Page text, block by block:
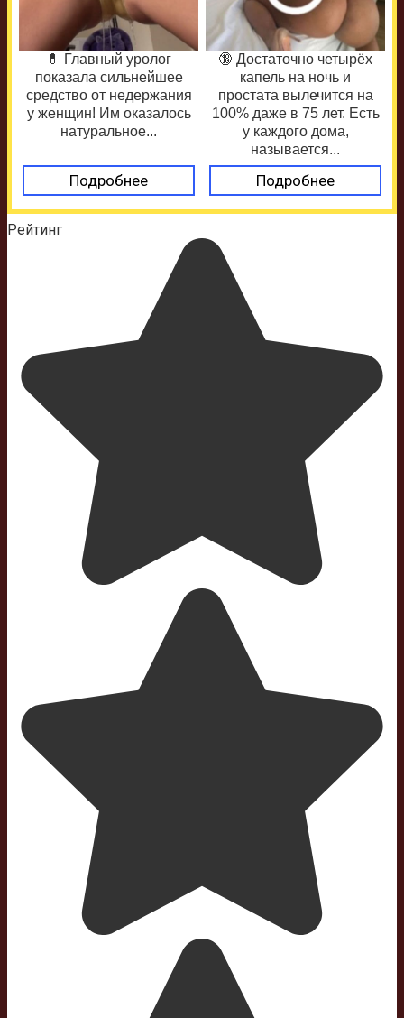
💊 Главный уролог
показала сильнейшее
средство от недержания
у женщин! Им оказалось
натуральное...
Подробнее
🔞 Достаточно четырёх
капель на ночь и
простата вылечится на
100% даже в 75 лет. Есть
у каждого дома,
называется...
Подробнее
Рейтинг